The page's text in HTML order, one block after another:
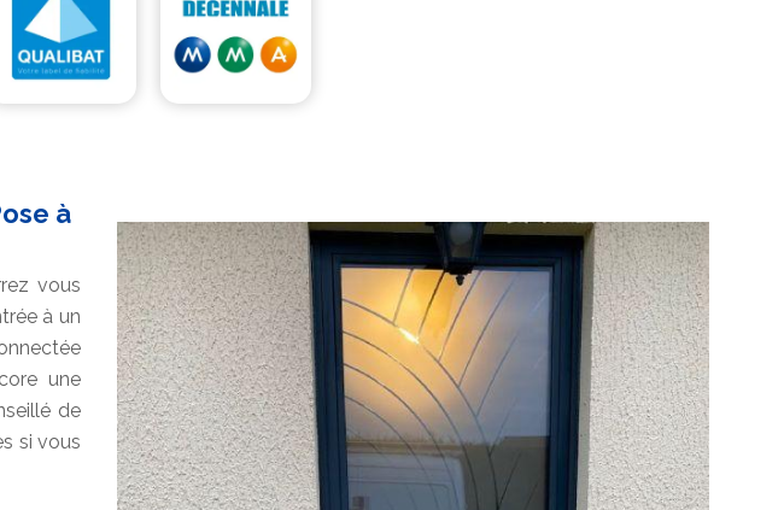
à
vous
à un
une
de
si vous